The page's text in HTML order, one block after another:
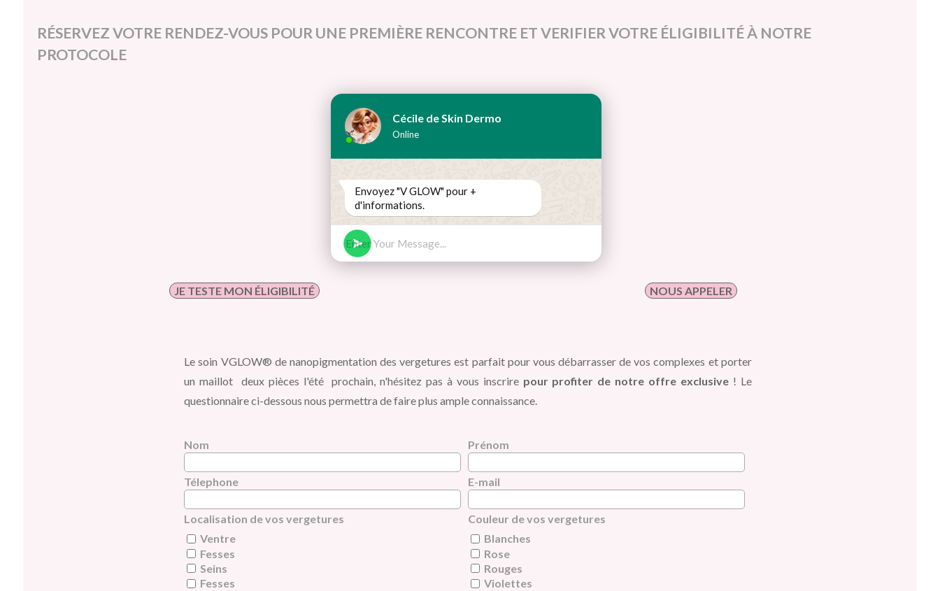
RÉSERVEZ VOTRE RENDEZ-VOUS POUR UNE PREMIÈRE RENCONTRE ET VERIFIER VOTRE ÉLIGIBILITÉ À NOTRE
PROTOCOLE
Cécile de Skin Dermo
Online
Envoyez "V GLOW" pour +
d'informations.
JE TESTE MON ÉLIGIBILITÉ NOUS APPELER
Le soin VGLOW®️ de nanopigmentation des vergetures est parfait pour vous débarrasser de vos complexes et porter
un maillot deux pièces l'été prochain, n'hésitez pas à vous inscrire pour profiter de notre offre exclusive! Le
questionnaire ci-dessous nous permettra de faire plus ample connaissance.
Nom Prénom
Télephone E-mail
Localisation de vos vergetures
Ventre
Fesses
Seins
Fesses
Couleur de vos vergetures
Blanches
Rose
Rouges
Violettes